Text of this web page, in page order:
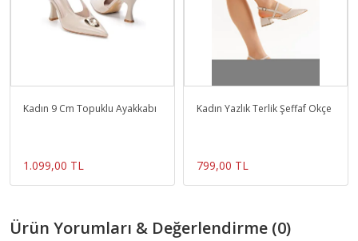
Kadın 9 Cm Topuklu Ayakkabı
1.099,00 TL
Kadın Yazlık Terlik Şeffaf Ökçe
799,00 TL
Ürün Yorumları & Değerlendirme (0)